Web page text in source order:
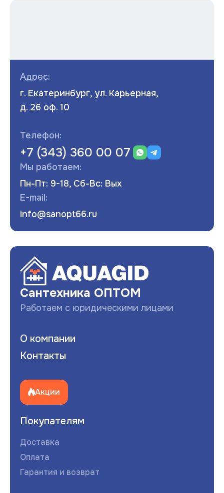
Адрес:
г. Екатеринбург, ул. Карьерная,
д. 26 оф. 10
Телефон:
+7 (343) 360 00 07
Мы работаем:
Пн-Пт: 9-18, Сб-Вс: Вых
E-mail:
info@sanopt66.ru
Сантехника ОПТОМ
Работаем с юридическими лицами
О компании
Контакты
Акции
Покупателям
Доставка
Оплата
Гарантия и возврат